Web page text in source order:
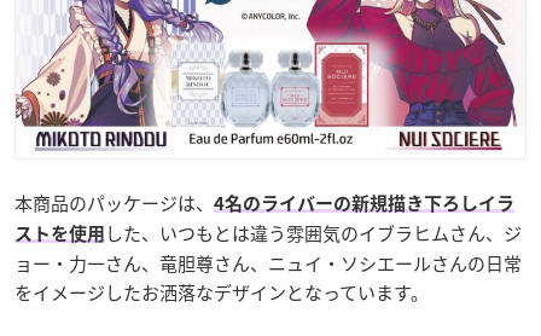
本商品のパッケージは、
4名のライバーの新規描き下ろしイラ
ストを使用 した、いつもとは違う雰囲気のイブラヒムさん、ジ
ョー・力一さん、竜胆尊さん、ニュイ・ソシエールさんの日常
をイメージしたお洒落なデザインとなっています。